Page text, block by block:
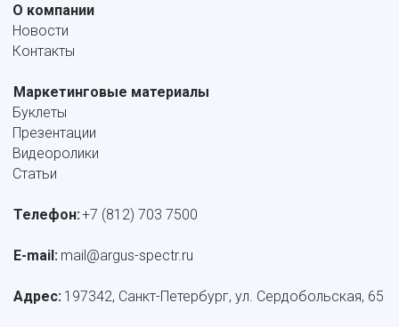
О компании
Новости
Контакты
Маркетинговые материалы
Буклеты
Презентации
Видеоролики
Статьи
Телефон:+7 (812) 703 7500
E-mail: mail@argus-spectr.ru
Адрес: 197342, Санкт-Петербург, ул. Сердобольская, 65